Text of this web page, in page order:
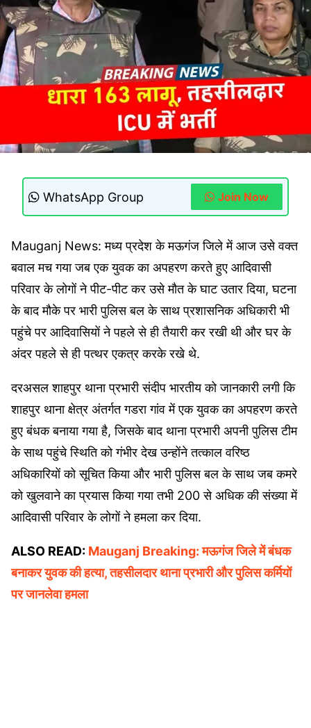
WhatsApp Group Join Now
Mauganj News: मध्य प्रदेश के मऊगंज जिले में आज उसे वक्त
बवाल मच गया जब एक युवक का अपहरण करते हुए आदिवासी
परिवार के लोगों ने पीट-पीट कर उसे मौत के घाट उतार दिया, घटना
के बाद मौके पर भारी पुलिस बल के साथ प्रशासनिक अधिकारी भी
पहुंचे पर आदिवासियों ने पहले से ही तैयारी कर रखी थी और घर के
अंदर पहले से ही पत्थर एकत्र करके रखे थे.
दरअसल शाहपुर थाना प्रभारी संदीप भारतीय को जानकारी लगी कि
शाहपुर थाना क्षेत्र अंतर्गत गडरा गांव में एक युवक का अपहरण करते
हुए बंधक बनाया गया है, जिसके बाद थाना प्रभारी अपनी पुलिस टीम
के साथ पहुंचे स्थिति को गंभीर देख उन्होंने तत्काल वरिष्ठ
अधिकारियों को सूचित किया और भारी पुलिस बल के साथ जब कमरे
को खुलवाने का प्रयास किया गया तभी 200 से अधिक की संख्या में
आदिवासी परिवार के लोगों ने हमला कर दिया.
ALSO READ: Mauganj Breaking: मऊगंज जिले में बंधक
बनाकर युवक की हत्या, तहसीलदार थाना प्रभारी और पुलिस कर्मियों
पर जानलेवा हमला